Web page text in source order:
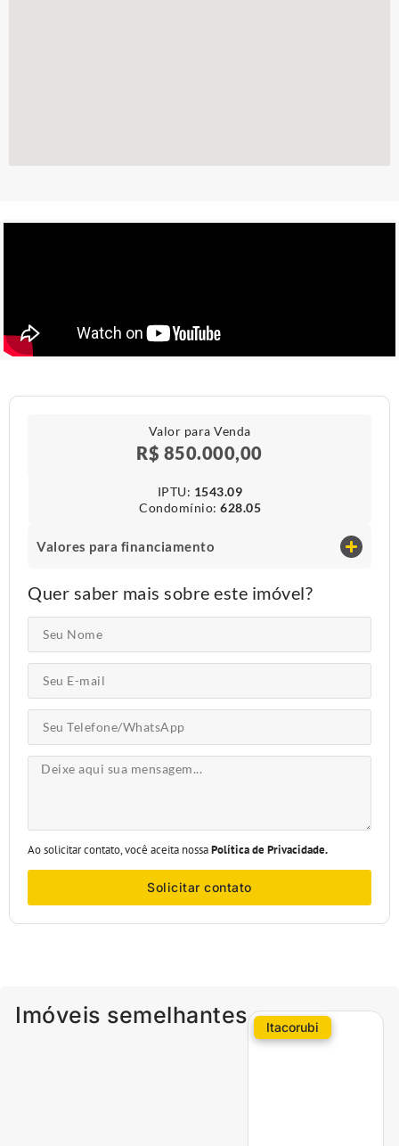
Valor para Venda
R$ 850.000,00
IPTU​: 1543.09
Condomínio​: 628.05
Valores para financiamento
Quer saber mais sobre este imóvel?
Ao solicitar contato, você aceita nossaPolítica de Privacidade.
Solicitar contato
Imóveis semelhantes Itacorubi